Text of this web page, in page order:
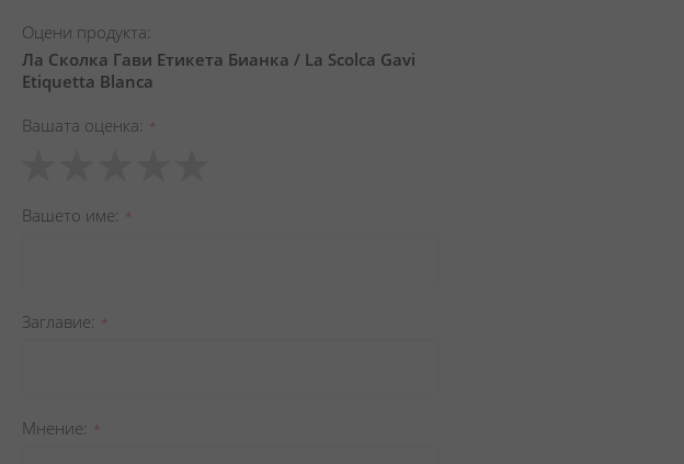
Оцени продукта:
Ла Сколка Гави Етикета Бианка / La Scolca Gavi
Etiquetta Blanca
Вашата оценка
star
stars
stars
stars
stars
Вашето име
Заглавиe
Мнение